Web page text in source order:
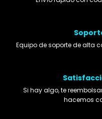
Equipo de soporte de alta
Si hay algo, te
hacemos